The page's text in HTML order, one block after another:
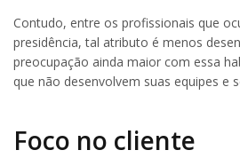
Contudo, entre os profissionais que
presidência, tal atributo é menos
preocupação ainda maior com essa
que não desenvolvem suas equipes e
Foco no cliente